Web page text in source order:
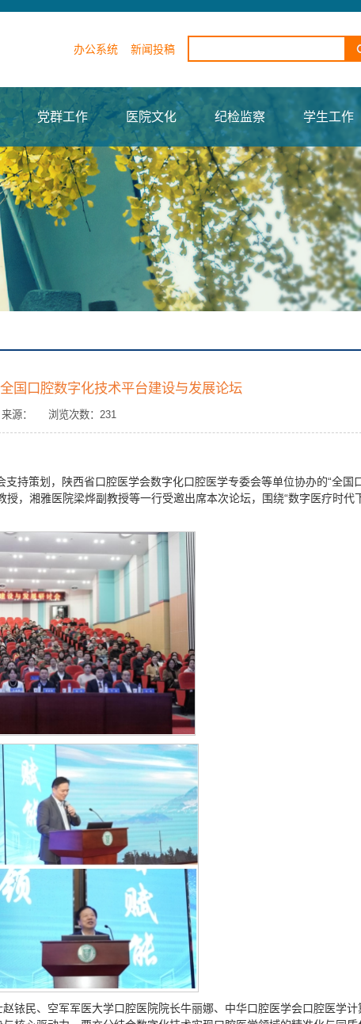
办公系统 新闻投稿
党群工作 医院文化 纪检监察 学生工作
口腔数字化技术平台建设与发展论坛
源： 浏览次数： 231
持策划，陕西省口腔医学会数字化口腔医学专委会等单位协办的“全国
，湘雅医院梁烨副教授等一行受邀出席本次论坛，围绕“数字医疗时代
铱民、空军军医大学口腔医院院长牛丽娜、中华口腔医学会口腔医学计